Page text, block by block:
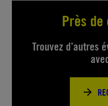
Près de
Trouvez d’autres